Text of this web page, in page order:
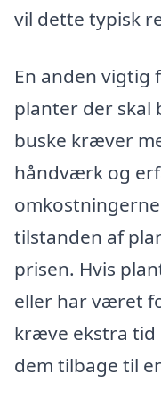
vil dette typisk
En anden vigtig
planter der
buske kræver
håndværk og
tilstanden af
prisen. Hvis
eller har været
kræve ekstra tid
dem tilbage til